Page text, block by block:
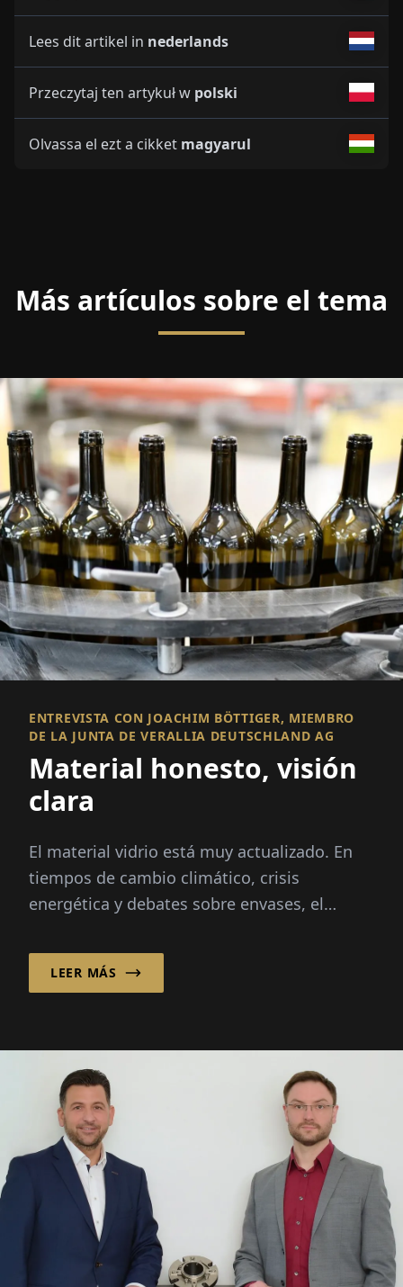
Lees dit artikel in nederlands
Przeczytaj ten artykuł w polski
Olvassa el ezt a cikket magyarul
Más artículos sobre el tema
ENTREVISTA CON JOACHIM BÖTTIGER, MIEMBRO
DE LA JUNTA DE VERALLIA DEUTSCHLAND AG
Material honesto, visión
clara
El material vidrio está muy actualizado. En
tiempos de cambio climático, crisis
energética y debates sobre envases, el
infinitamente reciclable...
LEER MÁS